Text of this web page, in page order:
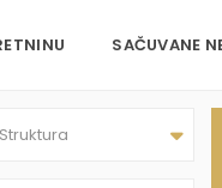
SAČUVANE
Struktura